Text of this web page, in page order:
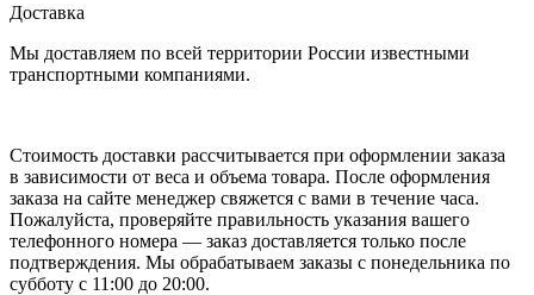
Доставка
Мы доставляем по всей территории России известными
транспортными компаниями.
Стоимость доставки рассчитывается при оформлении заказа
в зависимости от веса и объема товара. После оформления
заказа на сайте менеджер свяжется с вами в течение часа.
Пожалуйста, проверяйте правильность указания вашего
телефонного номера — заказ доставляется только после
подтверждения. Мы обрабатываем заказы с понедельника по
субботу с 11:00 до 20:00.